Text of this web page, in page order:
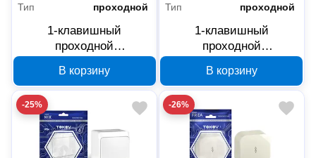
Тип
проходной
1-клавишный
проходной
ELECTRIC DITA карбон
TKL-DT-P1-C14-IP54
В корзину
Тип
проходной
1-клавишный
проходной
ELECTRIC Nix серый
TKE-NX-P1-C06-IP54
В корзину
-25% -26%